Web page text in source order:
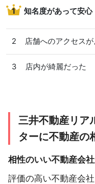
1 知名度があって安心
2 店舗へのアクセス
3 店内が綺麗だった
三井不動産リア
ターに不動産の
相性のいい不動産会
評価の高い不動産会